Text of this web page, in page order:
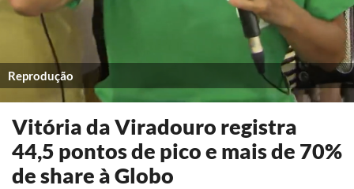
Reprodução
Vitória da Viradouro registra
44,5 pontos de pico e mais de 70%
de share à Globo